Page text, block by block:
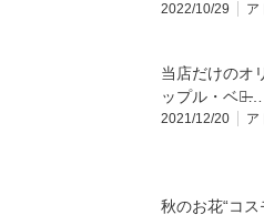
2022/10/29 ア
当店だけのオ
ップル・ベア̶…
2021/12/20 ア
秋のお花“コ